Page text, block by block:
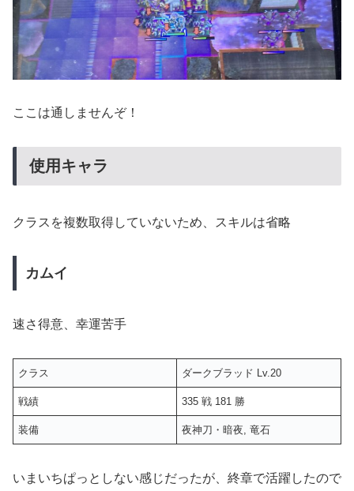
ここは通しませんぞ！
使用キャラ
クラスを複数取得していないため、スキルは省略
カムイ
速さ得意、幸運苦手
クラス ダークブラッド Lv.20
戦績 335 戦 181 勝
装備 夜神刀・暗夜, 竜石
いまいちぱっとしない感じだったが、終章で活躍したので